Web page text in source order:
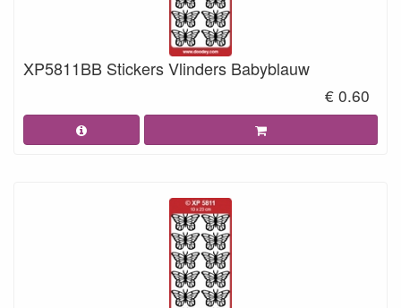
XP5811BB Stickers Vlinders Babyblauw
€ 0.60